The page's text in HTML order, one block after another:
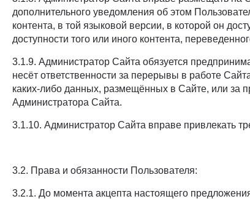
дополнительного уведомления об этом
контента, в той языковой версии, в которой он
доступности того или иного контента,
3.1.9. Администратор Сайта обязуется
несёт ответственности за перерывы в работе
каких-либо данных, размещённых в Сайте, или за
Администратора Сайта.
3.1.10. Администратор Сайта вправе привлекать
3.2. Права и обязанности Пользователя:
3.2.1. До момента акцепта настоящего